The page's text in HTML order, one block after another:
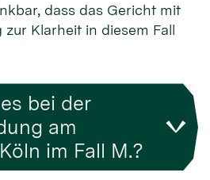
dass das Gericht mit
Klarheit in diesem Fall
bei der
am
im Fall M.?